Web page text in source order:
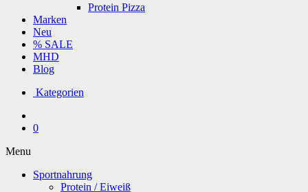
Protein Pizza
Marken
Neu
% SALE
MHD
Blog
Kategorien
0
Menu
Sportnahrung
Protein / Eiweiß